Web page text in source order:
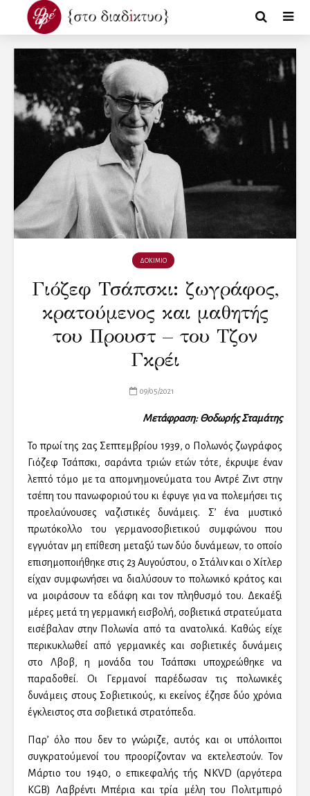
ΔΟΚΙΜΙΟ
Γιόζεφ Τσάπσκι: ζωγράφος,
κρατούμενος και μαθητής
του Προυστ – του Τζον
Γκρέι
09/05/2021
Μετάφραση: Θοδωρής Σταμάτης
Το πρωί της 2ας Σεπτεμβρίου 1939, ο Πολωνός ζωγράφος
Γιόζεφ Τσάπσκι, σαράντα τριών ετών τότε, έκρυψε έναν
λεπτό τόμο με τα απομνημονεύματα του Αντρέ Ζιντ στην
τσέπη του πανωφοριού του κι έφυγε για να πολεμήσει τις
προελαύνουσες ναζιστικές δυνάμεις. Σ’ ένα μυστικό
πρωτόκολλο του γερμανοσοβιετικού συμφώνου που
εγγυόταν μη επίθεση μεταξύ των δύο δυνάμεων, το οποίο
επισημοποιήθηκε στις 23 Αυγούστου, ο Στάλιν και ο Χίτλερ
είχαν συμφωνήσει να διαλύσουν το πολωνικό κράτος και
να μοιράσουν τα εδάφη και τον πληθυσμό του. Δεκαέξι
μέρες μετά τη γερμανική εισβολή, σοβιετικά στρατεύματα
εισέβαλαν στην Πολωνία από τα ανατολικά. Καθώς είχε
περικυκλωθεί από γερμανικές και σοβιετικές δυνάμεις
στο Λβοβ, η μονάδα του Τσάπσκι υποχρεώθηκε να
παραδοθεί. Οι Γερμανοί παρέδωσαν τις πολωνικές
δυνάμεις στους Σοβιετικούς, κι εκείνος έζησε δύο χρόνια
έγκλειστος στα σοβιετικά στρατόπεδα.
Παρ’ όλο που δεν το γνώριζε, αυτός και οι υπόλοιποι
συγκρατούμενοί του προορίζονταν να εκτελεστούν. Τον
Μάρτιο του 1940, ο επικεφαλής τής NKVD (αργότερα
KGB) Λαβρέντι Μπέρια και τρία μέλη του Πολιτμπιρό